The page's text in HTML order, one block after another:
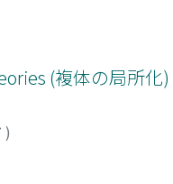
(複体の局所化)
)